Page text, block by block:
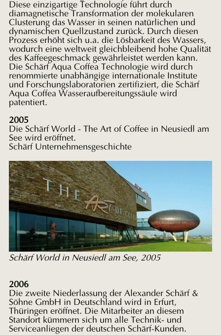
Diese einzigartige Technologie führt durch
diamagnetische Transformation der molekularen
Clusterung das Wasser in seinen natürlichen und
dynamischen Quellzustand zurück. Durch diesen
Prozess erhöht sich u.a. die Lösbarkeit des Wassers,
wodurch eine weltweit gleichbleibend hohe Qualität
des Kaffeegeschmack gewährleistet werden kann.
Die Schärf Aqua Coffea Technologie wird durch
renommierte unabhängige internationale Institute
und Forschungslaboratorien zertifiziert, die Schärf
Aqua Coffea Wasseraufbereitungssäule wird
patentiert.
2005
Die Schärf World - The Art of Coffee in Neusiedl am
See wird eröffnet.
Schärf Unternehmensgeschichte
Schärf World in Neusiedl am See, 2005
2006
Die zweite Niederlassung der Alexander Schärf &
Söhne GmbH in Deutschland wird in Erfurt,
Thüringen eröffnet. Die Mitarbeiter an diesem
Standort kümmern sich um alle Technik- und
Serviceanliegen der deutschen Schärf-Kunden.